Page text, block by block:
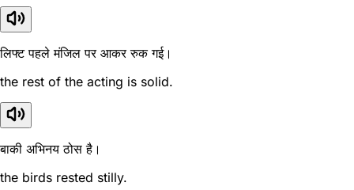
लिफ्ट पहले मंजिल पर आकर रुक गई।
the rest of the acting is solid.
बाकी अभिनय ठोस है।
the birds rested stilly.